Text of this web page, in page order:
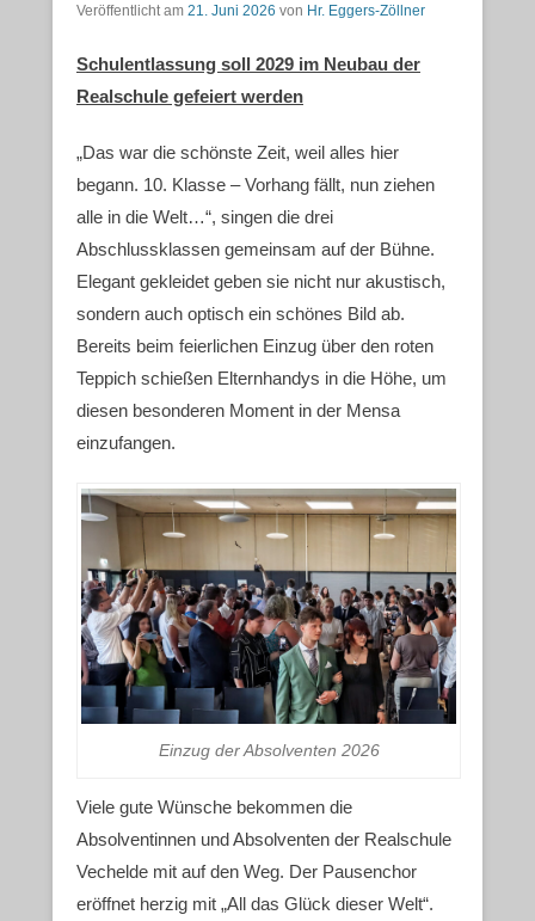
Veröffentlicht am 21. Juni 2026 von Hr. Eggers-Zöllner
Schulentlassung soll 2029 im Neubau der
Realschule gefeiert werden
„Das war die schönste Zeit, weil alles hier
begann. 10. Klasse – Vorhang fällt, nun ziehen
alle in die Welt…“, singen die drei
Abschlussklassen gemeinsam auf der Bühne.
Elegant gekleidet geben sie nicht nur akustisch,
sondern auch optisch ein schönes Bild ab.
Bereits beim feierlichen Einzug über den roten
Teppich schießen Elternhandys in die Höhe, um
diesen besonderen Moment in der Mensa
einzufangen.
Einzug der Absolventen 2026
Viele gute Wünsche bekommen die
Absolventinnen und Absolventen der Realschule
Vechelde mit auf den Weg. Der Pausenchor
eröffnet herzig mit „All das Glück dieser Welt“.